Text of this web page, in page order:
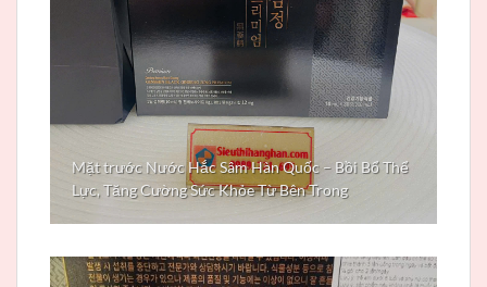
Mặt trước Nước Hắc Sâm Hàn Quốc – Bồi Bổ Thể
Lực, Tăng Cường Sức Khỏe Từ Bên Trong